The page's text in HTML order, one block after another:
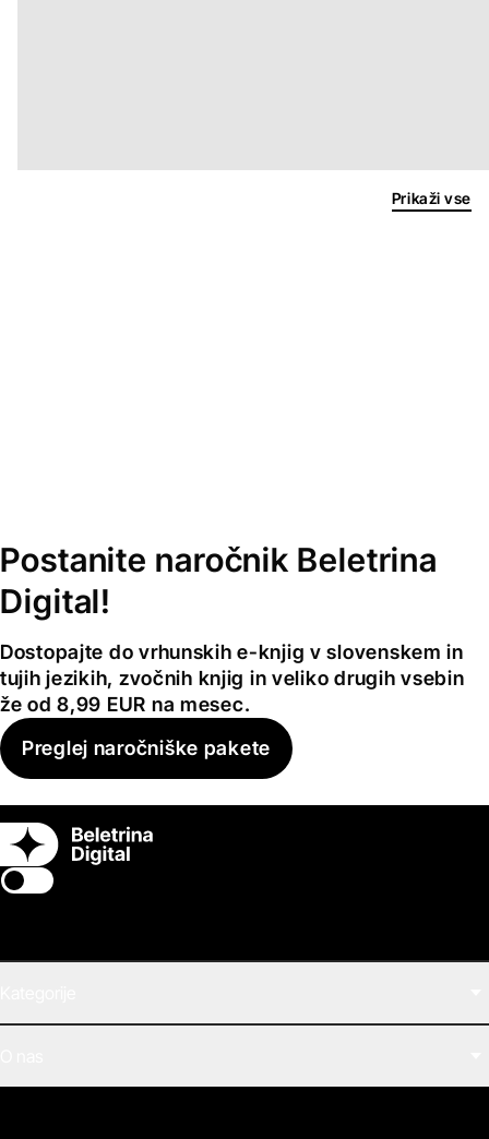
Prikaži vse
Postanite naročnik Beletrina
Digital!
Dostopajte do vrhunskih e-knjig v slovenskem in
tujih jezikih, zvočnih knjig in veliko drugih vsebin
že od 8,99 EUR na mesec.
Preglej naročniške pakete
Switch theme
Zvočne knjige